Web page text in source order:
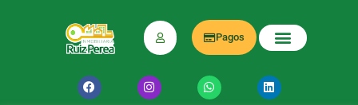
Pagos